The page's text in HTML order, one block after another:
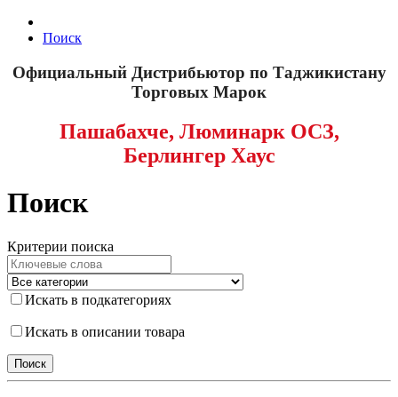
Поиск
Официальный Дистрибьютор по Таджикистану
Торговых Марок
Пашабахче, Люминарк ОСЗ,
Берлингер Хаус
Поиск
Критерии поиска
Искать в подкатегориях
Искать в описании товара